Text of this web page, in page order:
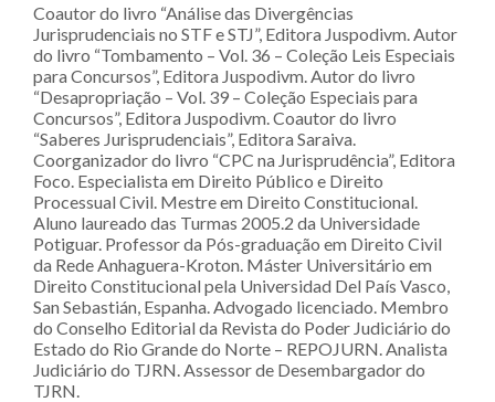
Coautor do livro “Análise das Divergências
Jurisprudenciais no STF e STJ”, Editora Juspodivm. Autor
do livro “Tombamento – Vol. 36 – Coleção Leis Especiais
para Concursos”, Editora Juspodivm. Autor do livro
“Desapropriação – Vol. 39 – Coleção Especiais para
Concursos”, Editora Juspodivm. Coautor do livro
“Saberes Jurisprudenciais”, Editora Saraiva.
Coorganizador do livro “CPC na Jurisprudência”, Editora
Foco. Especialista em Direito Público e Direito
Processual Civil. Mestre em Direito Constitucional.
Aluno laureado das Turmas 2005.2 da Universidade
Potiguar. Professor da Pós-graduação em Direito Civil
da Rede Anhaguera-Kroton. Máster Universitário em
Direito Constitucional pela Universidad Del País Vasco,
San Sebastián, Espanha. Advogado licenciado. Membro
do Conselho Editorial da Revista do Poder Judiciário do
Estado do Rio Grande do Norte – REPOJURN. Analista
Judiciário do TJRN. Assessor de Desembargador do
TJRN.